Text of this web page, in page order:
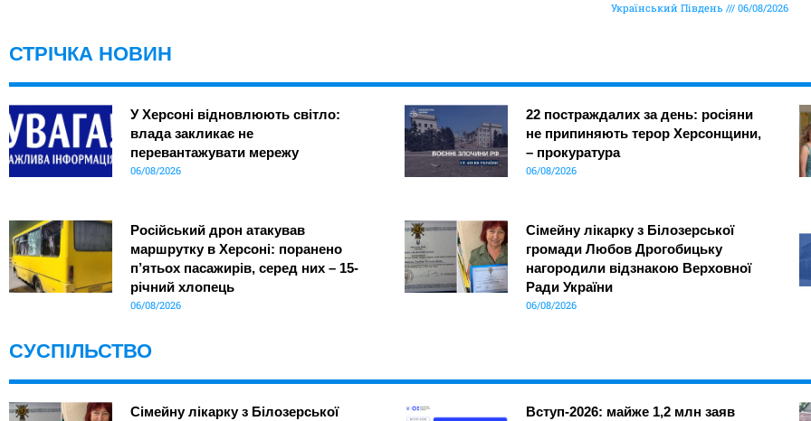
Український Південь 06/08/2026
СТРІЧКА НОВИН
У Херсоні відновлюють світло:
влада закликає не
перевантажувати мережу
06/08/2026
22 постраждалих за день: росіяни
не припиняють терор Херсонщини,
– прокуратура
06/08/2026
Російський дрон атакував
маршрутку в Херсоні: поранено
п’ятьох пасажирів, серед них – 15-
річний хлопець
06/08/2026
Сімейну лікарку з Білозерської
громади Любов Дрогобицьку
нагородили відзнакою Верховної
Ради України
06/08/2026
СУСПІЛЬСТВО
Сімейну лікарку з Білозерської
Вступ-2026: майже 1,2 млн заяв